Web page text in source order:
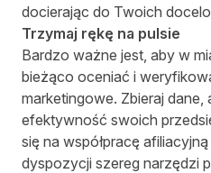
docierając do Twoich
Trzymaj rękę na pulsie
Bardzo ważne jest, aby w
bieżąco oceniać i
marketingowe. Zbieraj dane,
efektywność swoich
się na współpracę
dyspozycji szereg narzędzi